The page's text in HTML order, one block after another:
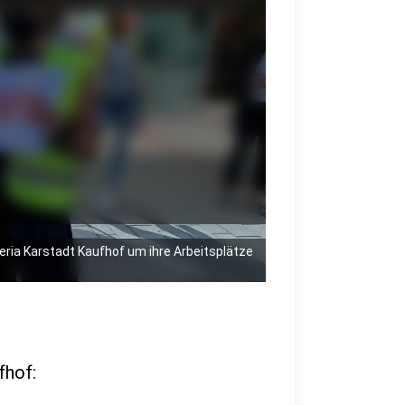
Karstadt Kaufhof um ihre Arbeitsplätze